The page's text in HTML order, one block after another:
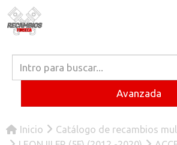
Avanzada
Inicio Catálogo de recambios